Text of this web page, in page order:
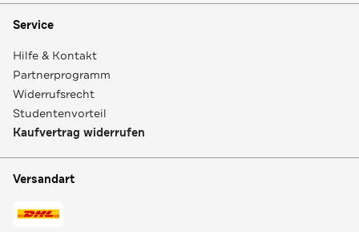
Service
Hilfe & Kontakt
Partnerprogramm
Widerrufsrecht
Studentenvorteil
Kaufvertrag widerrufen
Versandart